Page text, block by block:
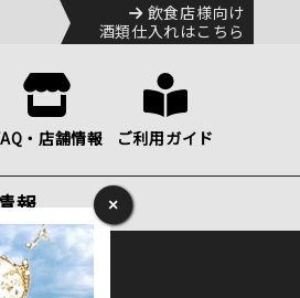
飲食店様向け
酒類仕入れはこちら
・店舗情報 ご利用ガイド
報 ×